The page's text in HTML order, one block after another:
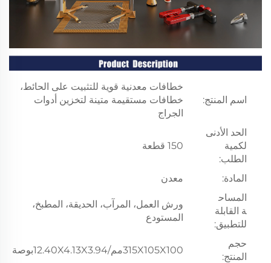
اسم المنتج:
خطافات معدنية قوية للتثبيت على الحائط،
خطافات مستقيمة متينة لتخزين أدوات
الجراج
الحد الأدنى
لكمية
الطلب:
150 قطعة
المادة:
معدن
المساح
ة القابلة
للتطبيق:
ورش العمل، المرآب، الحديقة، المطبخ،
المستودع
حجم
المنتج:
315X105X100مم/12.40X4.13X3.94بوصة